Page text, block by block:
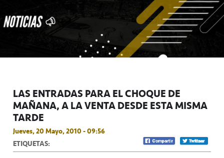
LAS ENTRADAS PARA EL CHOQUE DE
MAÑANA, A LA VENTA DESDE ESTA MISMA
TARDE
Jueves, 20 Mayo, 2010 - 09:56
ETIQUETAS: